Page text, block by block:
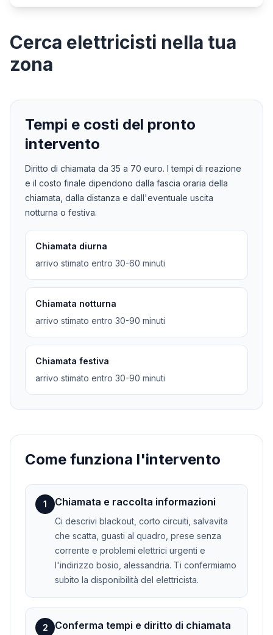
Cerca elettricisti nella tua
zona
Tempi e costi del pronto
intervento
Diritto di chiamata da 35 a 70 euro. I tempi di reazione
e il costo finale dipendono dalla fascia oraria della
chiamata, dalla distanza e dall'eventuale uscita
notturna o festiva.
Chiamata diurna
arrivo stimato entro 30-60 minuti
Chiamata notturna
arrivo stimato entro 30-90 minuti
Chiamata festiva
arrivo stimato entro 30-90 minuti
Come funziona l'intervento
1 Chiamata e raccolta informazioni
Ci descrivi blackout, corto circuiti, salvavita
che scatta, guasti al quadro, prese senza
corrente e problemi elettrici urgenti e
l'indirizzo bosio, alessandria. Ti confermiamo
subito la disponibilità del elettricista.
2 Conferma tempi e diritto di chiamata